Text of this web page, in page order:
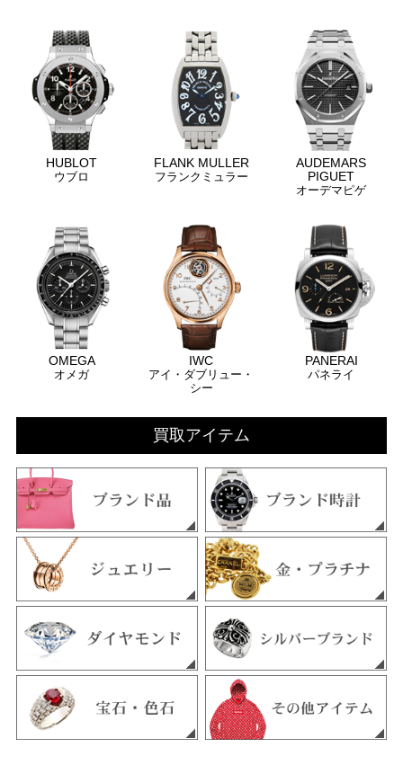
HUBLOT
ウブロ
FLANK MULLER
フランクミュラー
AUDEMARS
PIGUET
オーデマピゲ
OMEGA
オメガ
IWC
アイ・ダブリュー・
シー
PANERAI
パネライ
買取アイテム